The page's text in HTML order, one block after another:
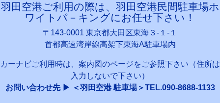
羽田空港ご利用の際は、羽田空港民間駐車場ホ
ワイトパ－キングにお任せ下さい！
〒143-0001 東京都大田区東海３-１-１
首都高速湾岸線高架下東海A駐車場内
カーナビご利用時は、案内図のページをご参照下さい（住所は
入力しないで下さい）
お問い合わせ先 ▶ ＜羽田空港 駐車場＞TEL.090-8688-1133